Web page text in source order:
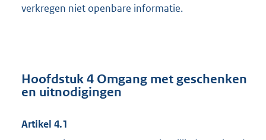
verkregen niet openbare informatie.
Hoofdstuk 4 Omgang met geschenken
en uitnodigingen
Artikel 4.1